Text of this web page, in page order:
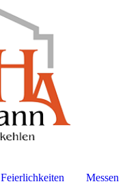
Feierlichkeiten Messen